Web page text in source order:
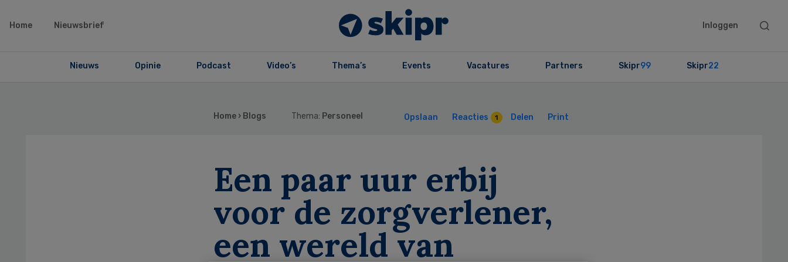
Home Nieuwsbrief Inloggen
Search
Nieuws Opinie Podcast Video’s Thema’s Events Vacatures Partners Skipr99 Skipr22
Home › Blogs Thema: Personeel Opslaan Reacties 1 Delen Print
Een paar uur erbij
voor de zorgverlener,
een wereld van